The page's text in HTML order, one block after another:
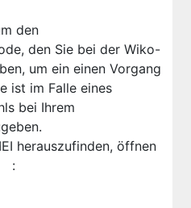
den
den Sie bei der Wiko-
um ein einen Vorgang
ist im Falle eines
bei Ihrem
herauszufinden, öffnen
: